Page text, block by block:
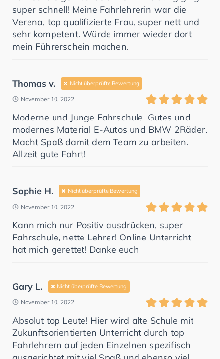
super schnell! Meine Fahrlehrerin war die
Verena, top qualifizierte Frau, super nett und
sehr kompetent. Würde immer wieder dort
mein Führerschein machen.
Thomas v. Nicht überprüfte Bewertung
November 10, 2022
Moderne und Junge Fahrschule. Gutes und
modernes Material E-Autos und BMW 2Räder.
Macht Spaß damit dem Team zu arbeiten.
Allzeit gute Fahrt!
Sophie H. Nicht überprüfte Bewertung
November 10, 2022
Kann mich nur Positiv ausdrücken, super
Fahrschule, nette Lehrer! Online Unterricht
hat mich gerettet! Danke euch
Gary L. Nicht überprüfte Bewertung
November 10, 2022
Absolut top Leute! Hier wird alte Schule mit
Zukunftsorientierten Unterricht durch top
Fahrlehrern auf jeden Einzelnen spezifisch